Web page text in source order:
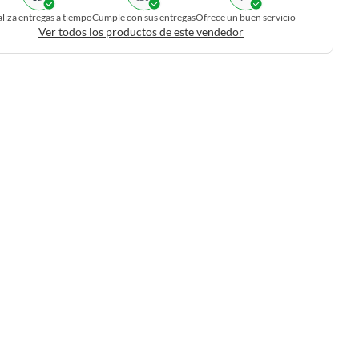
entregas a tiempoCumple con sus entregasOfrece un buen servicio
Ver todos los productos de este vendedor